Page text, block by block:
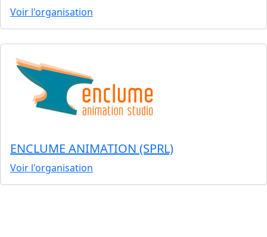
Voir l'organisation
ENCLUME ANIMATION (SPRL)
Voir l'organisation